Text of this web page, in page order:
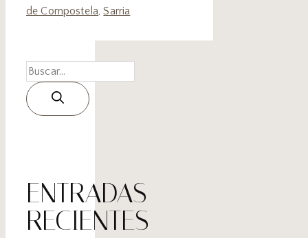
de Compostela,Sarria
ENTRADAS
RECIENTES